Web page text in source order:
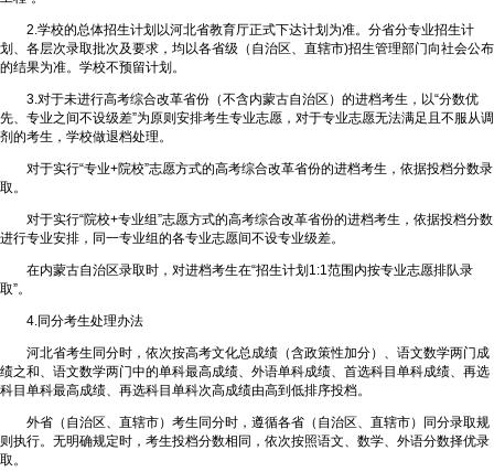
2.学校的总体招生计划以河北省教育厅正式下达计划为准。分省分专业招生计
划、各层次录取批次及要求，均以各省级（自治区、直辖市)招生管理部门向社会公布
的结果为准。学校不预留计划。
3.对于未进行高考综合改革省份（不含内蒙古自治区）的进档考生，以“分数优
先、专业之间不设级差”为原则安排考生专业志愿，对于专业志愿无法满足且不服从调
剂的考生，学校做退档处理。
对于实行“专业+院校”志愿方式的高考综合改革省份的进档考生，依据投档分数录
取。
对于实行“院校+专业组”志愿方式的高考综合改革省份的进档考生，依据投档分数
进行专业安排，同一专业组的各专业志愿间不设专业级差。
在内蒙古自治区录取时，对进档考生在“招生计划1:1范围内按专业志愿排队录
取”。
4.同分考生处理办法
河北省考生同分时，依次按高考文化总成绩（含政策性加分）、语文数学两门成
绩之和、语文数学两门中的单科最高成绩、外语单科成绩、首选科目单科成绩、再选
科目单科最高成绩、再选科目单科次高成绩由高到低排序投档。
外省（自治区、直辖市）考生同分时，遵循各省（自治区、直辖市）同分录取规
则执行。无明确规定时，考生投档分数相同，依次按照语文、数学、外语分数择优录
取。